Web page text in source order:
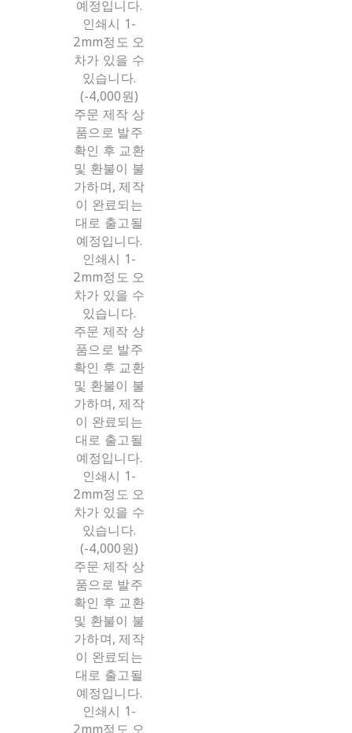
예정입니다.
인쇄시 1-
2mm정도 오
차가 있을 수
있습니다.
(-4,000원)
주문 제작 상
품으로 발주
확인 후 교환
및 환불이 불
가하며, 제작
이 완료되는
대로 출고될
예정입니다.
인쇄시 1-
2mm정도 오
차가 있을 수
있습니다.
주문 제작 상
품으로 발주
확인 후 교환
및 환불이 불
가하며, 제작
이 완료되는
대로 출고될
예정입니다.
인쇄시 1-
2mm정도 오
차가 있을 수
있습니다.
(-4,000원)
주문 제작 상
품으로 발주
확인 후 교환
및 환불이 불
가하며, 제작
이 완료되는
대로 출고될
예정입니다.
인쇄시 1-
2mm정도 오